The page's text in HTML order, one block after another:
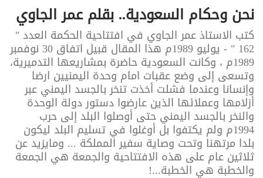
نحن وحكام السعودية.. بقلم عمر الجاوي
كتب الاستاذ عمر الجاوي في افتتاحية الحكمة العدد "
162 " - يوليو 1989م هذا المقال قبيل اتفاق 30 نوفمبر
1989م ، وكانت السعودية حاضرة بمشاريعها التدميرية،
وتسعى إلى وضع عقبات امام وحدة اليمنيين ارضا
وإنسانا وعندما فشلت أخذت تنخر بالجسد اليمني عبر
أزلامها وعملائها الذين عارضوا دستور دولة الوحدة
والنخر بالجسد اليمني حتى أوصلوا البلد إلى حرب
1994م ولم يكتفوا بل أوغلوا في تسليم البلد ليكون
بلدا مرتهنا وتحت وصاية سفير المملكة ... ومايزيد عن
ثلاثين عام على هذه الافتتاحية والجمعة هي الجمعة
والخطبة هي الخطبة...!